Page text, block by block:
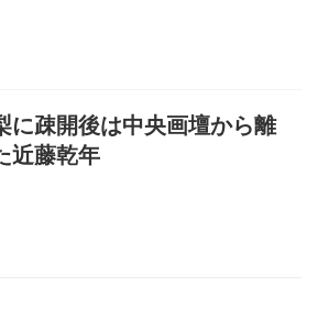
に疎開後は中央画壇から離
近藤乾年